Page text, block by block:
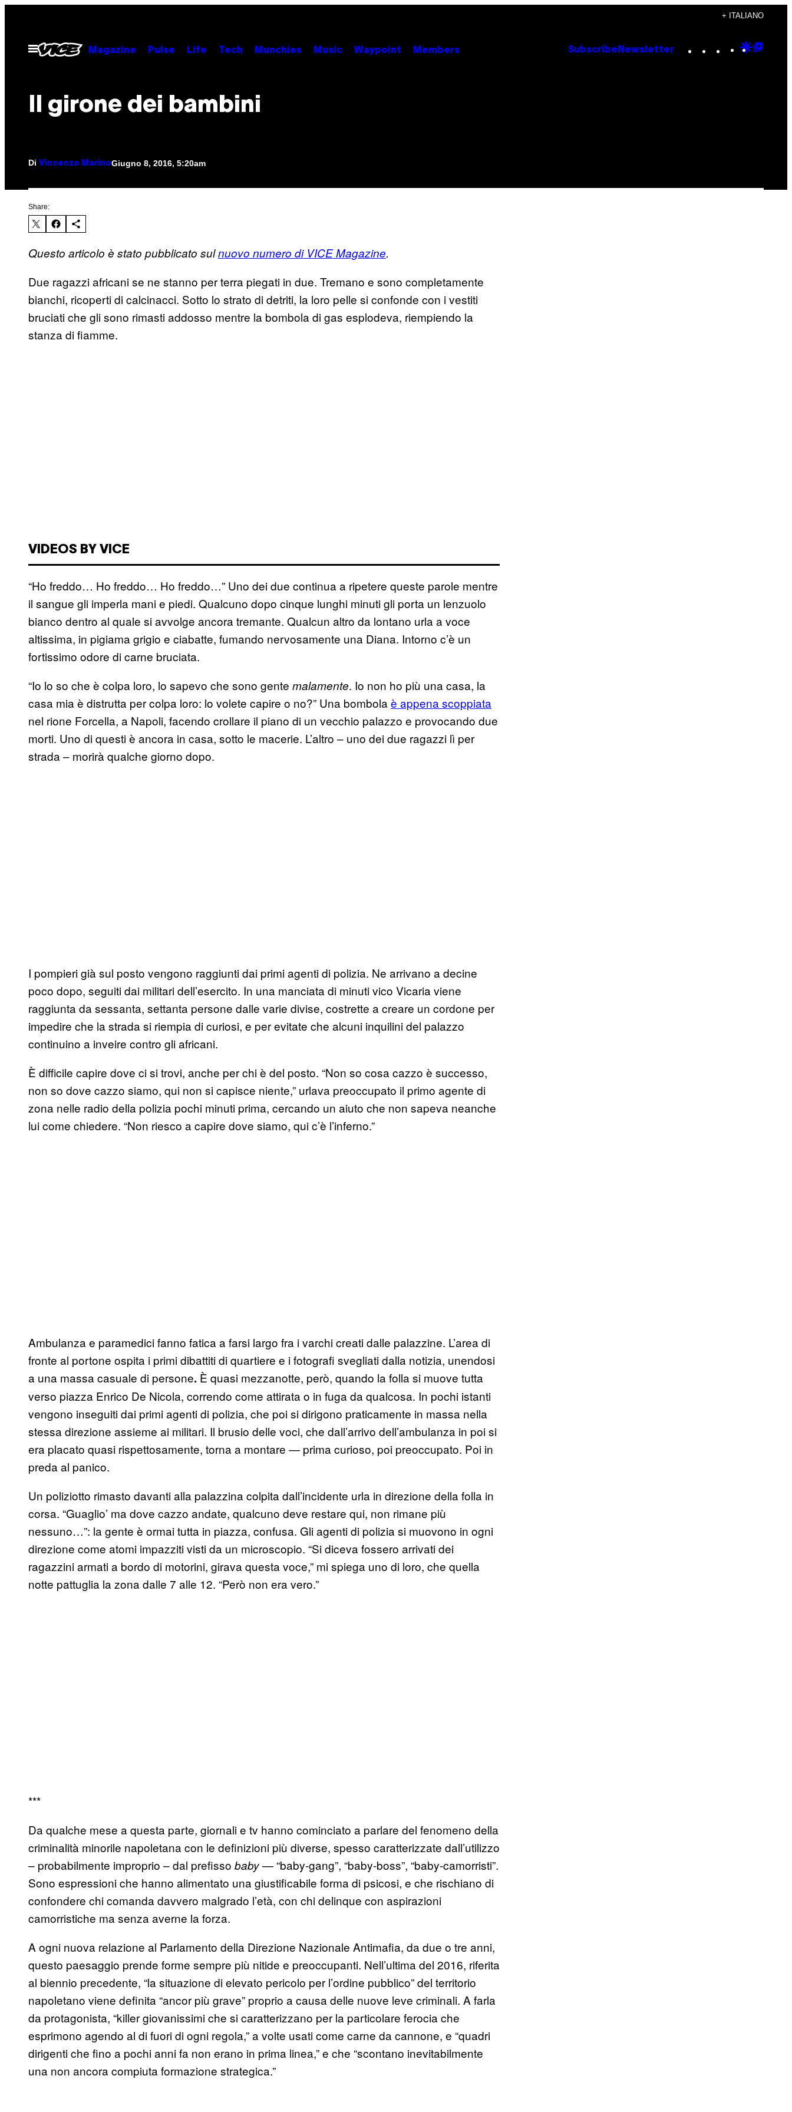
contenuto
+ ITALIANO
Apri
Magazine Pulse Life Tech Munchies Music Waypoint Members Subscribe Newsletter Instagram
TikTok
YouTube
Google
Il girone dei bambini
Di Vincenzo MarinoGiugno 8, 2016, 5:20am
Share:
Questo articolo è stato pubblicato sulnuovo numero di VICE Magazine.
Due ragazzi africani se ne stanno per terra piegati in due. Tremano e sono completamente
bianchi, ricoperti di calcinacci. Sotto lo strato di detriti, la loro pelle si confonde con i vestiti
bruciati che gli sono rimasti addosso mentre la bombola di gas esplodeva, riempiendo la
stanza di fiamme.
VIDEOS BY VICE
“Ho freddo… Ho freddo… Ho freddo…” Uno dei due continua a ripetere queste parole mentre
il sangue gli imperla mani e piedi. Qualcuno dopo cinque lunghi minuti gli porta un lenzuolo
bianco dentro al quale si avvolge ancora tremante. Qualcun altro da lontano urla a voce
altissima, in pigiama grigio e ciabatte, fumando nervosamente una Diana. Intorno c’è un
fortissimo odore di carne bruciata.
“Io lo so che è colpa loro, lo sapevo che sono gente malamente. Io non ho più una casa, la
casa mia è distrutta per colpa loro: lo volete capire o no?” Una bombola è appena scoppiata
nel rione Forcella, a Napoli, facendo crollare il piano di un vecchio palazzo e provocando due
morti. Uno di questi è ancora in casa, sotto le macerie. L’altro – uno dei due ragazzi lì per
strada – morirà qualche giorno dopo.
I pompieri già sul posto vengono raggiunti dai primi agenti di polizia. Ne arrivano a decine
poco dopo, seguiti dai militari dell’esercito. In una manciata di minuti vico Vicaria viene
raggiunta da sessanta, settanta persone dalle varie divise, costrette a creare un cordone per
impedire che la strada si riempia di curiosi, e per evitate che alcuni inquilini del palazzo
continuino a inveire contro gli africani.
È difficile capire dove ci si trovi, anche per chi è del posto. “Non so cosa cazzo è successo,
non so dove cazzo siamo, qui non si capisce niente,” urlava preoccupato il primo agente di
zona nelle radio della polizia pochi minuti prima, cercando un aiuto che non sapeva neanche
lui come chiedere. “Non riesco a capire dove siamo, qui c’è l’inferno.”
Ambulanza e paramedici fanno fatica a farsi largo fra i varchi creati dalle palazzine. L’area di
fronte al portone ospita i primi dibattiti di quartiere e i fotografi svegliati dalla notizia, unendosi
a una massa casuale di persone. È quasi mezzanotte, però, quando la folla si muove tutta
verso piazza Enrico De Nicola, correndo come attirata o in fuga da qualcosa. In pochi istanti
vengono inseguiti dai primi agenti di polizia, che poi si dirigono praticamente in massa nella
stessa direzione assieme ai militari. Il brusio delle voci, che dall’arrivo dell’ambulanza in poi si
era placato quasi rispettosamente, torna a montare — prima curioso, poi preoccupato. Poi in
preda al panico.
Un poliziotto rimasto davanti alla palazzina colpita dall’incidente urla in direzione della folla in
corsa. “Guaglio’ ma dove cazzo andate, qualcuno deve restare qui, non rimane più
nessuno…”: la gente è ormai tutta in piazza, confusa. Gli agenti di polizia si muovono in ogni
direzione come atomi impazziti visti da un microscopio. “Si diceva fossero arrivati dei
ragazzini armati a bordo di motorini, girava questa voce,” mi spiega uno di loro, che quella
notte pattuglia la zona dalle 7 alle 12. “Però non era vero.”
***
Da qualche mese a questa parte, giornali e tv hanno cominciato a parlare del fenomeno della
criminalità minorile napoletana con le definizioni più diverse, spesso caratterizzate dall’utilizzo
– probabilmente improprio – dal prefisso baby— “baby-gang”, “baby-boss”, “baby-camorristi”.
Sono espressioni che hanno alimentato una giustificabile forma di psicosi, e che rischiano di
confondere chi comanda davvero malgrado l’età, con chi delinque con aspirazioni
camorristiche ma senza averne la forza.
A ogni nuova relazione al Parlamento della Direzione Nazionale Antimafia, da due o tre anni,
questo paesaggio prende forme sempre più nitide e preoccupanti. Nell’ultima del 2016, riferita
al biennio precedente, “la situazione di elevato pericolo per l’ordine pubblico” del territorio
napoletano viene definita “ancor più grave” proprio a causa delle nuove leve criminali. A farla
da protagonista, “killer giovanissimi che si caratterizzano per la particolare ferocia che
esprimono agendo al di fuori di ogni regola,” a volte usati come carne da cannone, e “quadri
dirigenti che fino a pochi anni fa non erano in prima linea,” e che “scontano inevitabilmente
una non ancora compiuta formazione strategica.”